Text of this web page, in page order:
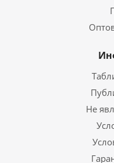
Не